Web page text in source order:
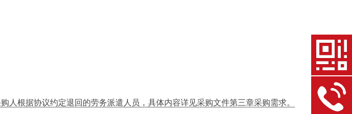
根据协议约定退回的劳务派遣人员，具体内容详见采购文件第三章采购需求。